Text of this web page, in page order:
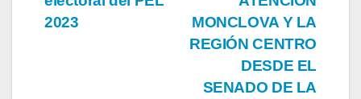
entradas
MONCLOVA Y LA
REGIÓN CENTRO
DESDE EL
SENADO DE LA
2023